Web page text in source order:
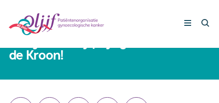
Lotgenoten
11 oktober 2019
de Kroon!